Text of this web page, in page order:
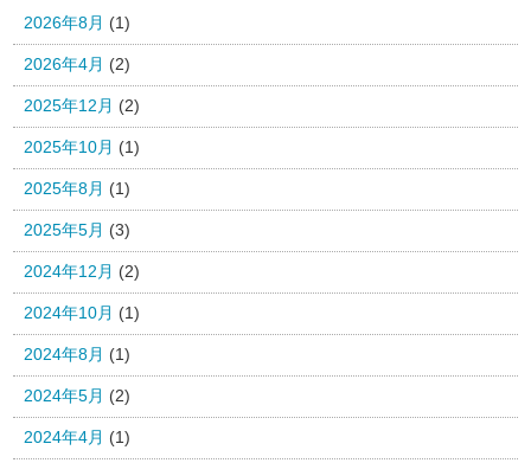
2026年8月 (1)
2026年4月 (2)
2025年12月 (2)
2025年10月 (1)
2025年8月 (1)
2025年5月 (3)
2024年12月 (2)
2024年10月 (1)
2024年8月 (1)
2024年5月 (2)
2024年4月 (1)